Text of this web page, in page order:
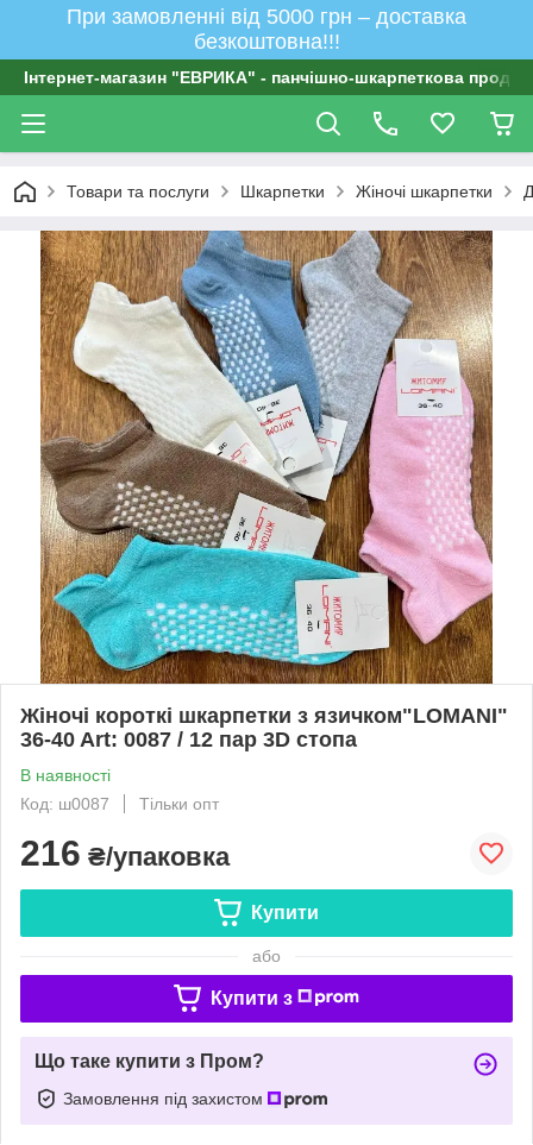
При замовленні від 5000 грн – доставка
безкоштовна!!!
Інтернет-магазин "ЕВРИКА" - панчішно-шкарпеткова
Товари та послуги Шкарпетки Жіночі шкарпетки
Жіночі короткі шкарпетки з язичком"LOMANI"
36-40 Art: 0087 / 12 пар 3D стопа
В наявності
Код: ш0087
Тільки опт
216 ₴/упаковка
Купити
або
Купити з
Що таке купити з Пром?
Замовлення під захистом